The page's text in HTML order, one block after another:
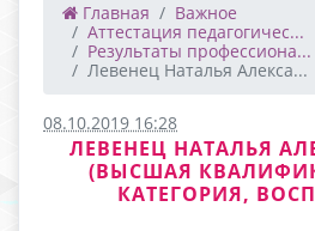
Главная
Важное
Аттестация педагогичес...
Результаты профессиона...
Левенец Наталья Алекса...
08.10.2019 16:28
ЛЕВЕНЕЦ НАТАЛЬЯ
(ВЫСШАЯ
КАТЕГОРИЯ,